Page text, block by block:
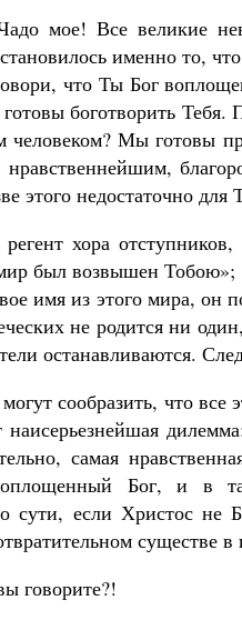
мое! Все великие
именно то,
что Ты Бог
боготворить
человеком? Мы готовы
этого недостаточно для
хора
был возвышен Тобою»;
имя из этого мира, он
не родится ни
останавливаются.
сообразить, что все
наисерьезнейшая
самая
Бог, и в
сути, если Христос
существе в
говорите?!